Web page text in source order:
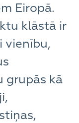
Eiropā.
klāstā ir
vienību,
grupās kā